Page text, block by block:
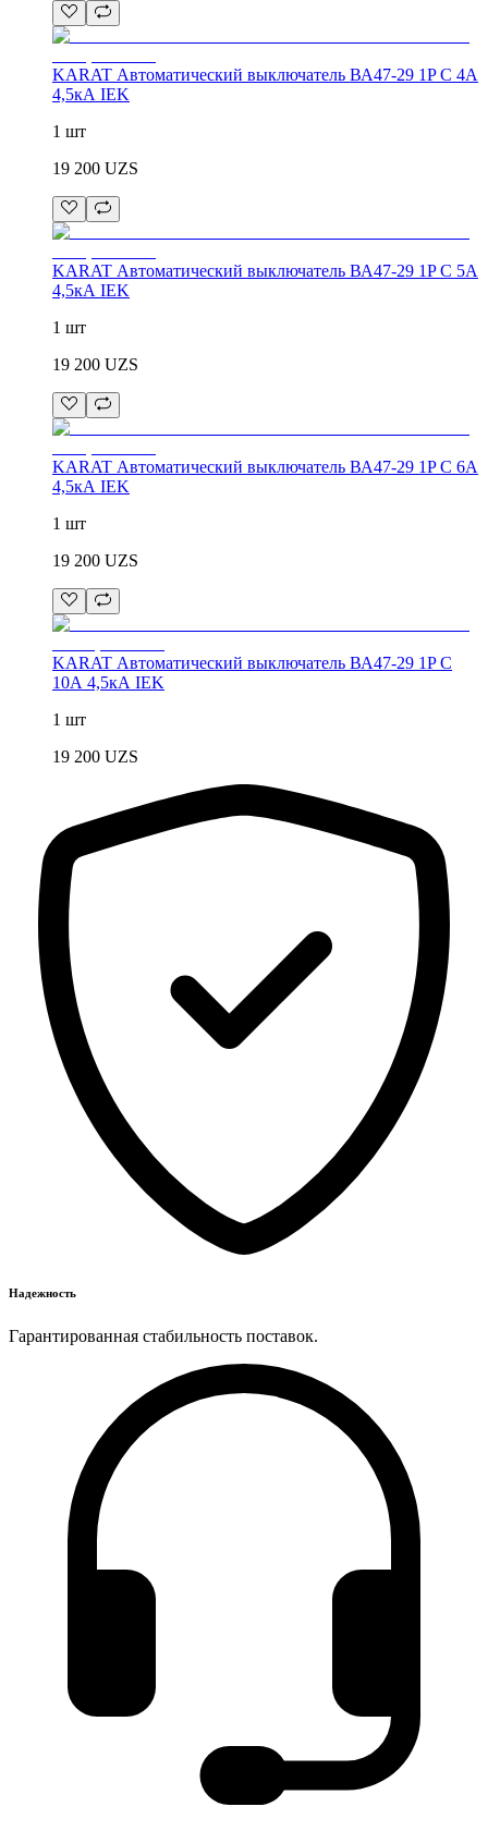
KARAT Автоматический выключатель ВА47-29 1P C 4А
4,5кА IEK
1 шт
19 200 UZS
KARAT Автоматический выключатель ВА47-29 1P C 5А
4,5кА IEK
1 шт
19 200 UZS
KARAT Автоматический выключатель ВА47-29 1P C 6А
4,5кА IEK
1 шт
19 200 UZS
KARAT Автоматический выключатель ВА47-29 1P C
10А 4,5кА IEK
1 шт
19 200 UZS
Надежность
Гарантированная стабильность поставок.